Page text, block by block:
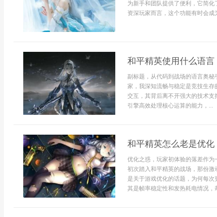
为新手和团队提供了便利，它简
资深玩家而言，这个功能有时会
和平精英使用什么语
副标题，从代码到战场的语言奥
家，我深知流畅与稳定是竞技生
交互，其背后离不开强大的技术
引擎高效处理核心运算的能力，...
和平精英怎么老是优
优化之惑，玩家初体验的落差作
初次踏入和平精英的战场，那份
是关于游戏优化的话题，为何每
其是帧率稳定性和发热耗电情况，